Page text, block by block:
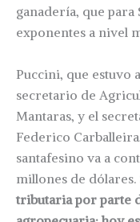
ganadería, que para
exponentes a nivel
Puccini, que estuvo
secretario de
Mantaras, y el
Federico
santafesino va a
millones de dólares.
tributaria por parte